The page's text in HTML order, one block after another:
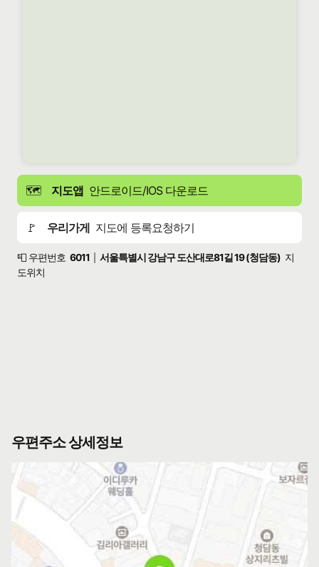
🗺️ 지도앱 안드로이드/IOS 다운로드
🚩 우리가게 지도에 등록요청하기
📮 우편번호 6011 서울특별시 강남구 도산대로81길 19 (청담동) 지
도위치
우편주소 상세정보